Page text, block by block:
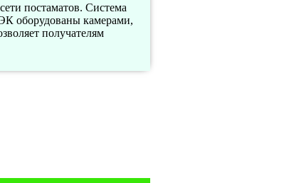
постаматов. Система
оборудованы камерами,
получателям